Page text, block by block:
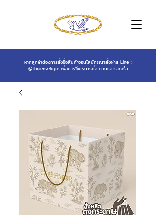
หากลูกค้าต้องการสั่งซื้อสินค้าออนไลน์กรุณาสั่งผ่าน Line :
@thaienvelopeเพื่อการให้บริการที่สะดวกและรวดเร็ว